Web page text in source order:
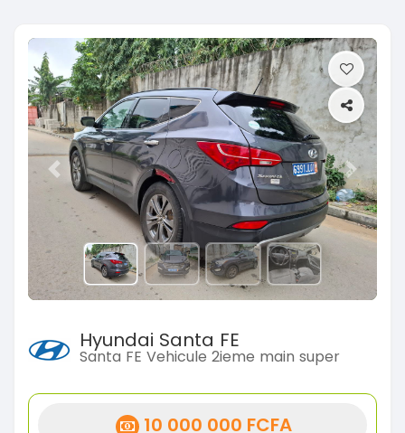
Previous Next
Hyundai Santa FE
Santa FE Vehicule 2ieme main super
10 000 000 FCFA